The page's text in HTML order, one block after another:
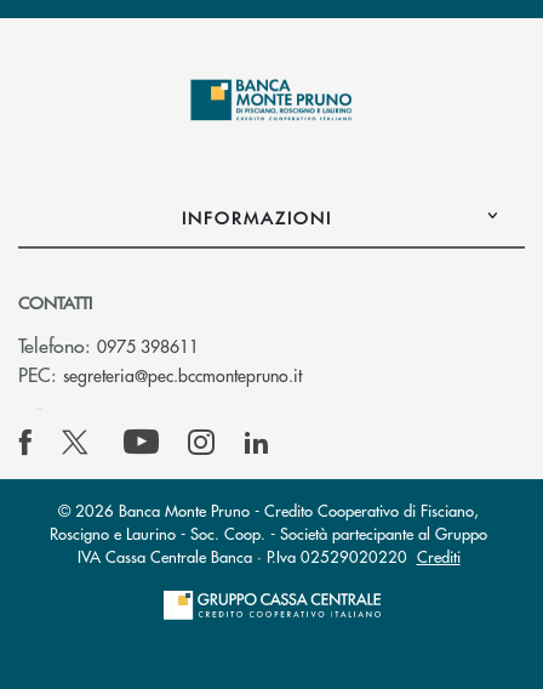
INFORMAZIONI
CONTATTI
Telefono: 0975 398611
PEC: segreteria@pec.bccmontepruno.it(si apre l’app di posta
© 2026 Banca Monte Pruno - Credito Cooperativo di Fisciano,
Roscigno e Laurino - Soc. Coop. - Società partecipante al Gruppo
IVA Cassa Centrale Banca · P.Iva 02529020220 Crediti